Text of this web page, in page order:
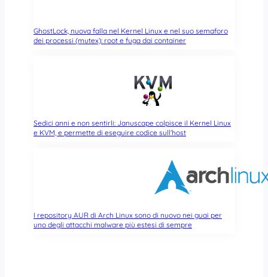
GhostLock, nuova falla nel Kernel Linux e nel suo semaforo
dei processi (mutex): root e fuga dai container
Sedici anni e non sentirli: Januscape colpisce il Kernel Linux
e KVM, e permette di eseguire codice sull’host
I repository AUR di Arch Linux sono di nuovo nei guai per
uno degli attacchi malware più estesi di sempre